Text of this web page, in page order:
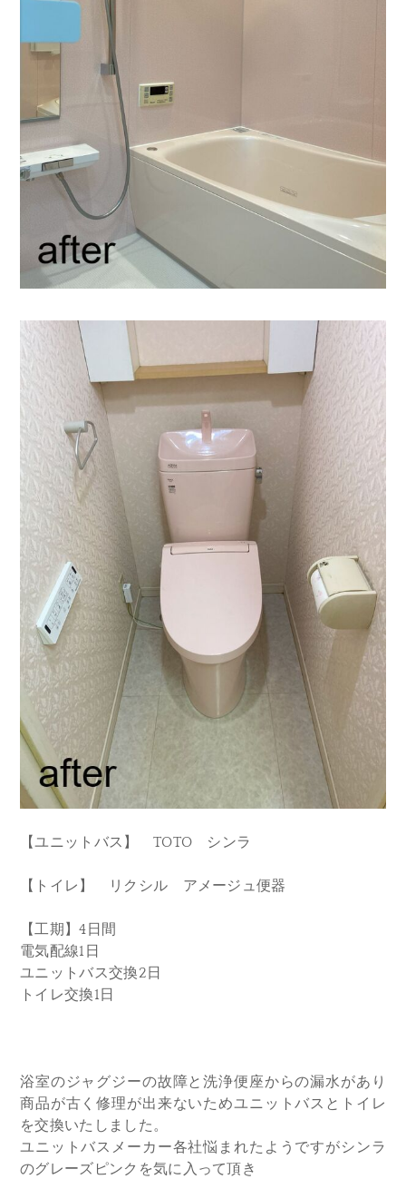
【ユニットバス】 TOTO シンラ
【トイレ】 リクシル アメージュ便器
【工期】4日間
電気配線1日
ユニットバス交換2日
トイレ交換1日
浴室のジャグジーの故障と洗浄便座からの漏水があり
商品が古く修理が出来ないためユニットバスとトイレ
を交換いたしました。
ユニットバスメーカー各社悩まれたようですがシンラ
のグレーズピンクを気に入って頂き